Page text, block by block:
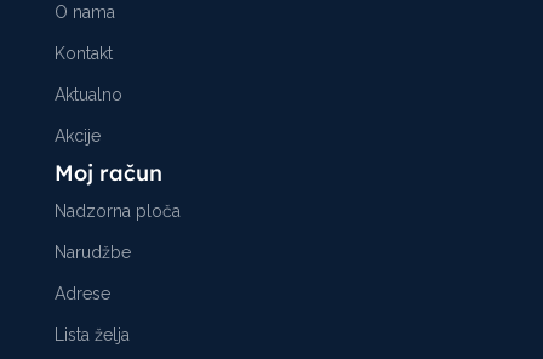
O nama
Kontakt
Aktualno
Akcije
Moj račun
Nadzorna ploča
Narudžbe
Adrese
Lista želja